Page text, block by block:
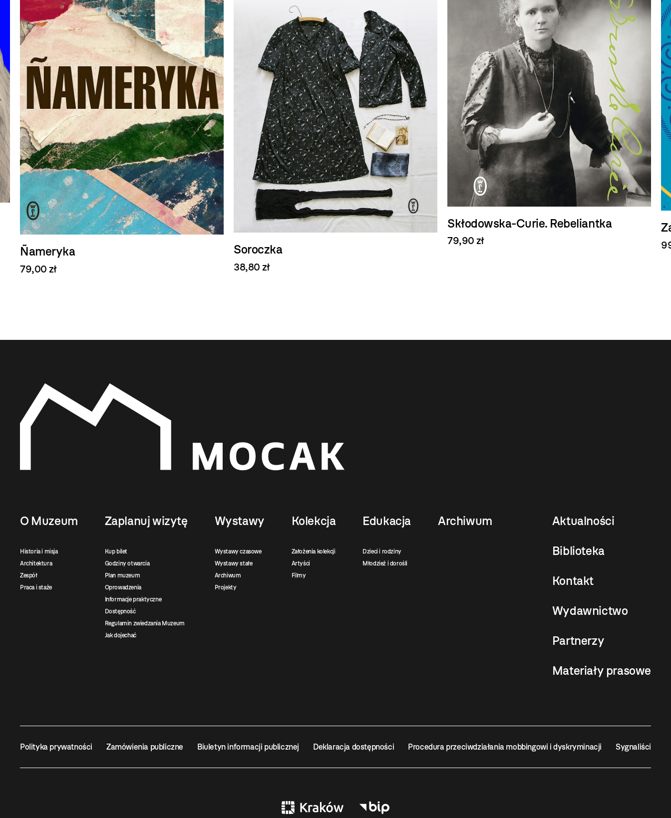
Ñameryka
79,00 zł
Soroczka
38,80 zł
Skłodowska-Curie. Rebeliantka
79,90 zł
O Muzeum
Historia i misja
Architektura
Zespół
Praca i staże
Zaplanuj wizytę
Kup bilet
Godziny otwarcia
Plan muzeum
Oprowadzenia
Informacje praktyczne
Dostępność
Regulamin zwiedzania Muzeum
Jak dojechać
Wystawy
Wystawy czasowe
Wystawy stałe
Archiwum
Projekty
Kolekcja
Założenia kolekcji
Artyści
Filmy
Edukacja
Dzieci i rodziny
Młodzież i dorośli
Archiwum Aktualności
Biblioteka
Kontakt
Wydawnictwo
Partnerzy
Materiały prasowe
Polityka prywatności Zamówienia publiczne Biuletyn informacji publicznej Deklaracja dostępności Procedura przeciwdziałania mobbingowi i dyskryminacji Sygnaliści